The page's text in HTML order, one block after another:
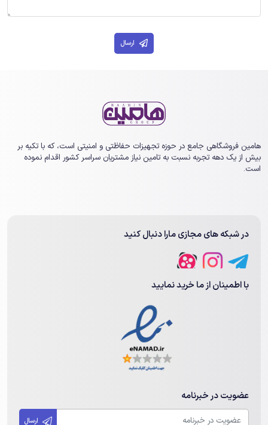
ارسال
هامین فروشگاهی جامع در حوزه تجهیزات حفاظتی و امنیتی است، که با تکیه بر
بیش از یک ‏دهه تجربه نسبت به تامین نیاز مشتریان سراسر کشور اقدام نموده
است.
در شبکه های مجازی مارا دنبال کنید
با اطمینان از ما خرید نمایید
عضویت در خبرنامه